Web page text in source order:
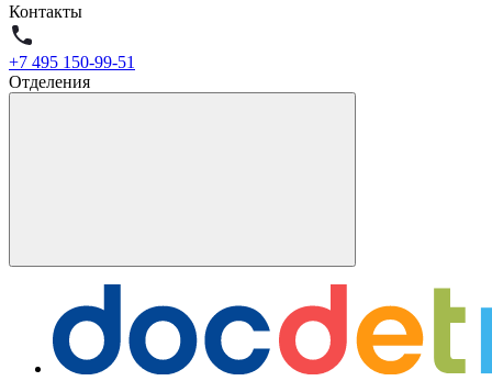
Контакты
+7 495 150-99-51
Отделения